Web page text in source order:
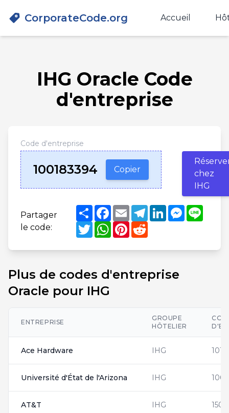
CorporateCode.org Accueil
IHG Oracle Code
d'entreprise
Code d'entreprise
100183394 Copier
chez
IHG
Partager
le code:
ShareFacebook
EmailTelegram
LinkedInMessenger
Line
TwitterWhatsApp
Pinterest
Reddit
Plus de codes d'entreprise
Oracle pour IHG
ENTREPRISE
GROUPE
HÔTELIER
Ace Hardware IHG
Université d'État de l'Arizona IHG
AT&T IHG